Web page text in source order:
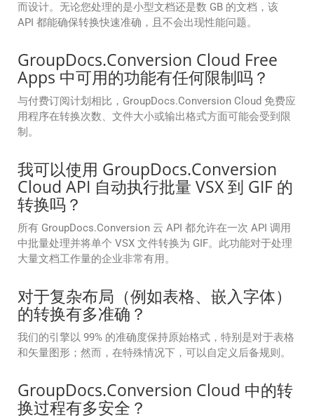
而设计。无论您处理的是小型文档还是数 GB 的文档，该
API 都能确保转换快速准确，且不会出现性能问题。
GroupDocs.Conversion Cloud Free
Apps 中可用的功能有任何限制吗？
与付费订阅计划相比，GroupDocs.Conversion Cloud 免费应
用程序在转换次数、文件大小或输出格式方面可能会受到限
制。
我可以使用 GroupDocs.Conversion
Cloud API 自动执行批量 VSX 到 GIF 的
转换吗？
所有 GroupDocs.Conversion 云 API 都允许在一次 API 调用
中批量处理并将单个 VSX 文件转换为 GIF。此功能对于处理
大量文档工作量的企业非常有用。
对于复杂布局（例如表格、嵌入字体）
的转换有多准确？
我们的引擎以 99% 的准确度保持原始格式，特别是对于表格
和矢量图形；然而，在特殊情况下，可以自定义后备规则。
GroupDocs.Conversion Cloud 中的转
换过程有多安全？